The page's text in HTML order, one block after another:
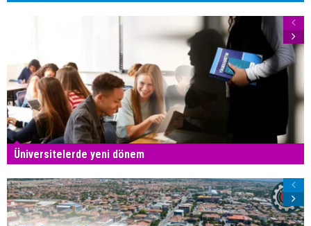
Üniversitelerde yeni dönem